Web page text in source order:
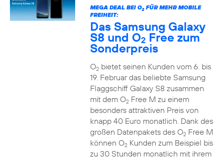
MEGA DEAL BEI O2FÜR MEHR MOBILE
FREIHEIT:
Das Samsung Galaxy
S8 und O2 Free zum
Sonderpreis
O2bietet seinen Kunden vom 6. bis
19. Februar das beliebte Samsung
Flaggschiff Galaxy S8 zusammen
mit dem O2Free M zu einem
besonders attraktiven Preis von
knapp 40 Euro monatlich. Dank des
großen Datenpakets des O2Free M
können O2Kunden zum Beispiel bis
zu 30 Stunden monatlich mit ihrem